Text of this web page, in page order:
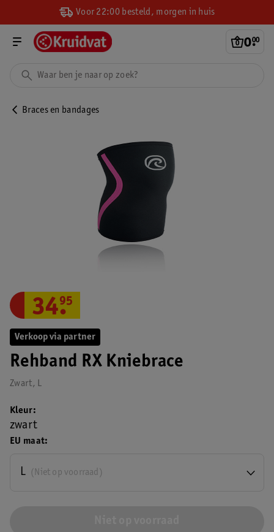
Voor 22:00 besteld, morgen in huis
0.
00
Braces en bandages
Verkoop via partner
Rehband RX Kniebrace
Zwart, L
34.
95
EU maat
(Niet op voorraad)
L
Kleur
zwart